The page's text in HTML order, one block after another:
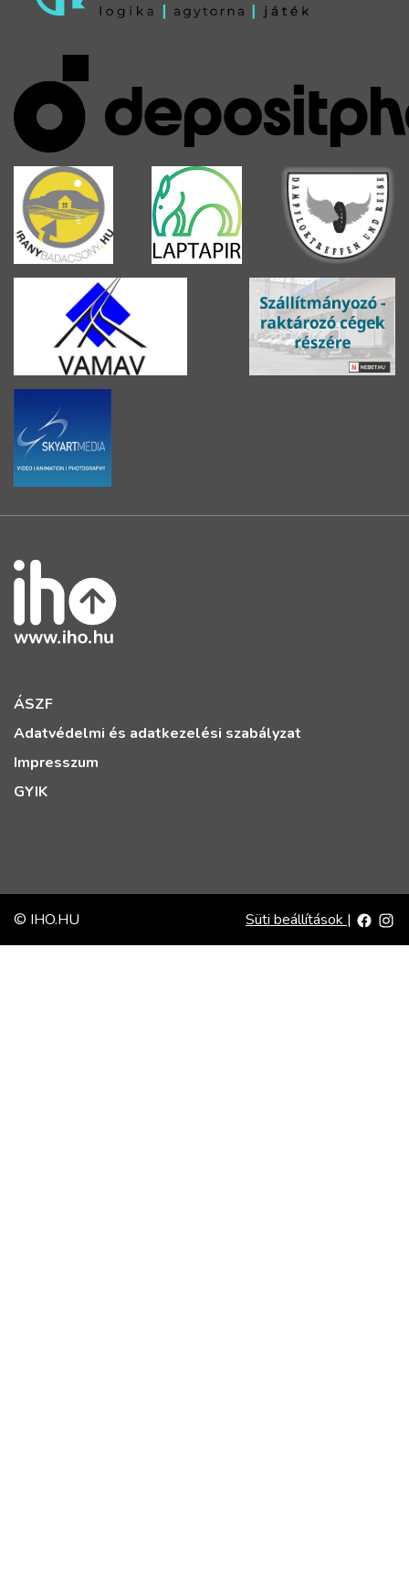
ÁSZF
Adatvédelmi és adatkezelési szabályzat
Impresszum
GYIK
© IHO.HU Süti beállítások |